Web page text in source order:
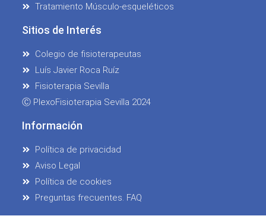
Tratamiento Músculo-esqueléticos
Sitios de Interés
Colegio de fisioterapeutas
Luís Javier Roca Ruíz
Fisioterapia Sevilla
Ⓒ PlexoFisioterapia Sevilla 2024
Información
Política de privacidad
Aviso Legal
Política de cookies
Preguntas frecuentes. FAQ